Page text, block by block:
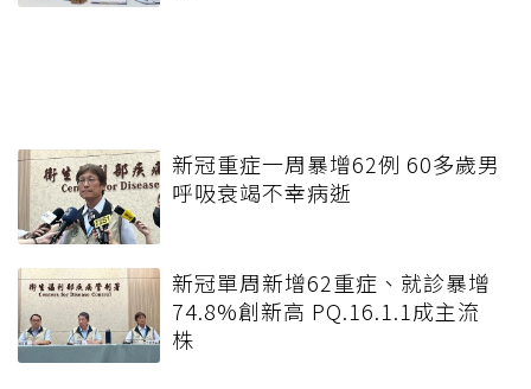
新冠重症一周暴增62例 60多歲男
呼吸衰竭不幸病逝
新冠單周新增62重症、就診暴增
74.8%創新高 PQ.16.1.1成主流
株